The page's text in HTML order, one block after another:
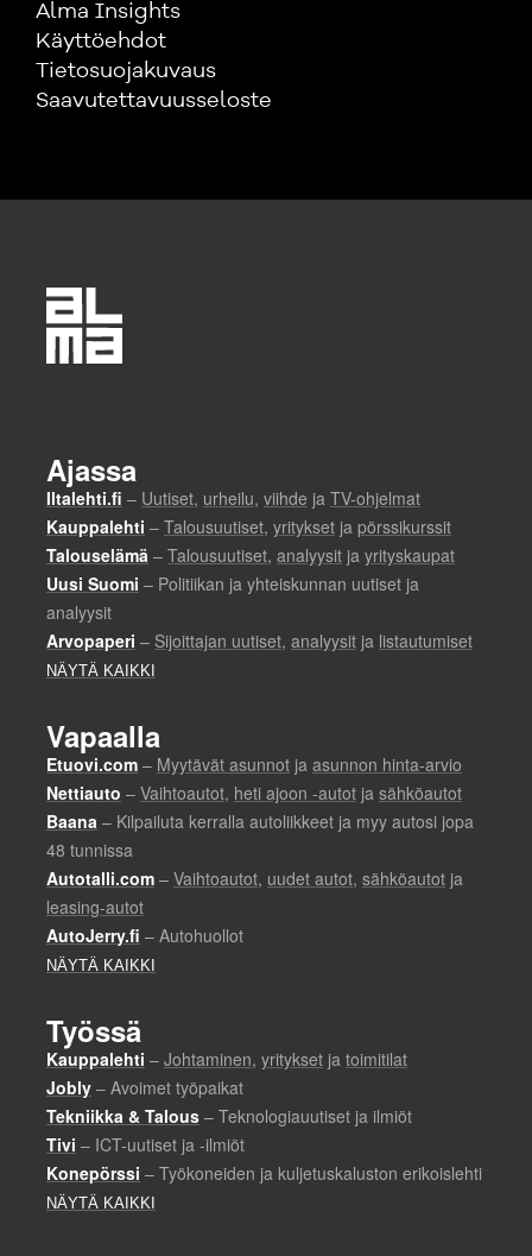
Alma Insights
Käyttöehdot
Tietosuojakuvaus
Saavutettavuusseloste